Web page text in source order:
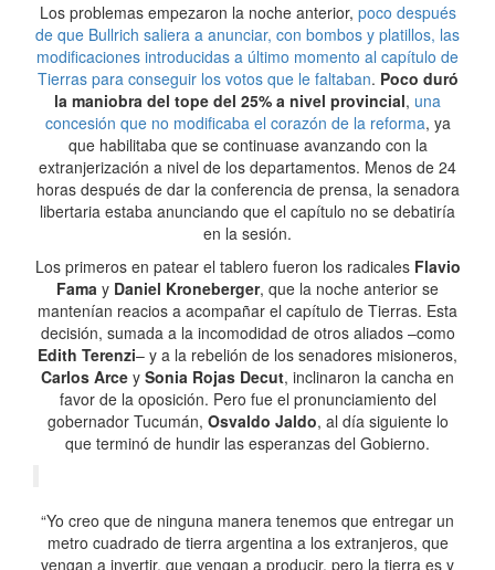
Los problemas empezaron la noche anterior, poco después
de que Bullrich saliera a anunciar, con bombos y platillos, las
modificaciones introducidas a último momento al capítulo de
Tierras para conseguir los votos que le faltaban. Poco duró
la maniobra del tope del 25% a nivel provincial, una
concesión que no modificaba el corazón de la reforma, ya
que habilitaba que se continuase avanzando con la
extranjerización a nivel de los departamentos. Menos de 24
horas después de dar la conferencia de prensa, la senadora
libertaria estaba anunciando que el capítulo no se debatiría
en la sesión.
Los primeros en patear el tablero fueron los radicales Flavio
Fama y Daniel Kroneberger, que la noche anterior se
mantenían reacios a acompañar el capítulo de Tierras. Esta
decisión, sumada a la incomodidad de otros aliados –como
Edith Terenzi– y a la rebelión de los senadores misioneros,
Carlos Arce y Sonia Rojas Decut, inclinaron la cancha en
favor de la oposición. Pero fue el pronunciamiento del
gobernador Tucumán, Osvaldo Jaldo, al día siguiente lo
que terminó de hundir las esperanzas del Gobierno.
“Yo creo que de ninguna manera tenemos que entregar un
metro cuadrado de tierra argentina a los extranjeros, que
vengan a invertir, que vengan a producir, pero la tierra es y